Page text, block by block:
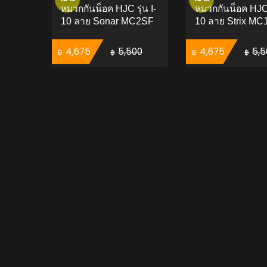
หมวกกันน็อค HJC รุ่น I-
10 ลาย Sonar MC2SF
฿ 5,500
Original price was: ฿5,500.
฿ 4,675
หมวกกันน็อค
10 ลาย Strix
฿
Original price was: ฿
฿ 4,675